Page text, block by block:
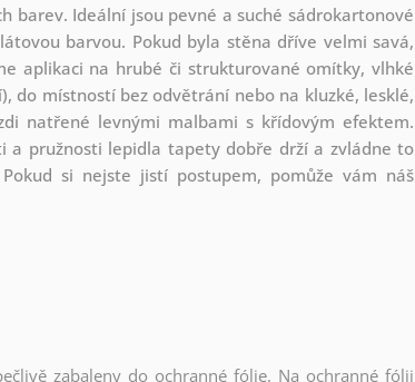
barev. Ideální jsou pevné a suché sádrokartonové
barvou. Pokud byla stěna dříve velmi savá,
aplikaci na hrubé či strukturované omítky, vlhké
do místností bez odvětrání nebo na kluzké, lesklé,
natřené levnými malbami s křídovým efektem.
a pružnosti lepidla tapety dobře drží a zvládne to
si nejste jistí postupem, pomůže vám náš
zabaleny do ochranné fólie. Na ochranné fólii